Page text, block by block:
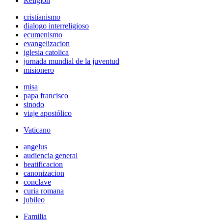
cristianismo
dialogo interreligioso
ecumenismo
evangelizacion
iglesia catolica
jornada mundial de la juventud
misionero
misa
papa francisco
sinodo
viaje apostólico
Vaticano
angelus
audiencia general
beatificacion
canonizacion
conclave
curia romana
jubileo
Familia